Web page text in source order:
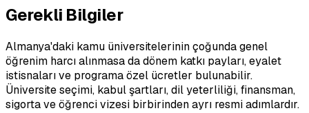
Gerekli Bilgiler
Almanya'daki kamu üniversitelerinin çoğunda genel
öğrenim harcı alınmasa da dönem katkı payları, eyalet
istisnaları ve programa özel ücretler bulunabilir.
Üniversite seçimi, kabul şartları, dil yeterliliği, finansman,
sigorta ve öğrenci vizesi birbirinden ayrı resmi adımlardır.